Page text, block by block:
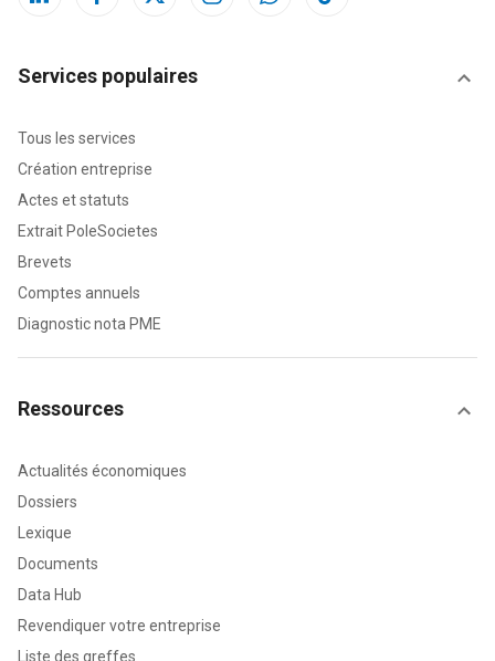
Services populaires
Tous les services
Création entreprise
Actes et statuts
Extrait PoleSocietes
Brevets
Comptes annuels
Diagnostic nota PME
Ressources
Actualités économiques
Dossiers
Lexique
Documents
Data Hub
Revendiquer votre entreprise
Liste des greffes